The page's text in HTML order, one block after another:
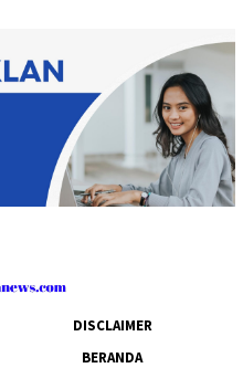
DISCLAIMER
BERANDA